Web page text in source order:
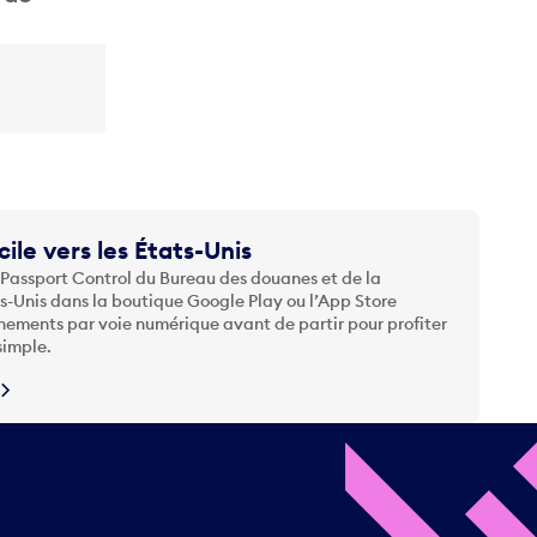
vers les États-Unis
Control du Bureau des douanes et de la
dans la boutique Google Play ou l’App Store
par voie numérique avant de partir pour profiter